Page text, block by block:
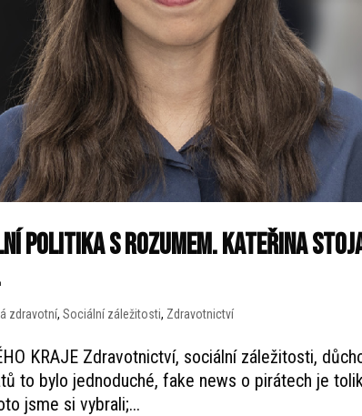
politika s rozumem. Kateřina
zdravotní,Sociální záležitosti, Zdravotnictví
KRAJE Zdravotnictví, sociální záležitosti,
to bylo jednoduché, fake news o pirátech je
jsme si vybrali;...